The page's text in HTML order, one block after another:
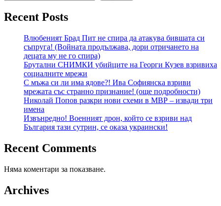
Recent Posts
Влюбеният Брад Пит не спира да атакува бившата си
съпруга! (Войната продължава, дори отричането на
децата му не го спира)
Брутални СНИМКИ убийците на Георги Кузев взривиха
социалните мрежи
С мъжа си ли има ядове?! Ива Софиянска взриви
мрежата със странно признание! (още подробности)
Николай Попов разкри нови схеми в МВР – извади три
имена
Извънредно! Военният дрон, който се взриви над
България тази сутрин, се оказа украински!
Recent Comments
Няма коментари за показване.
Archives